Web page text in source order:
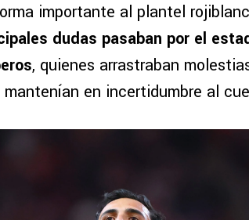
importante al plantel
dudas pasaban por el
, quienes arrastraban
en incertidumbre al